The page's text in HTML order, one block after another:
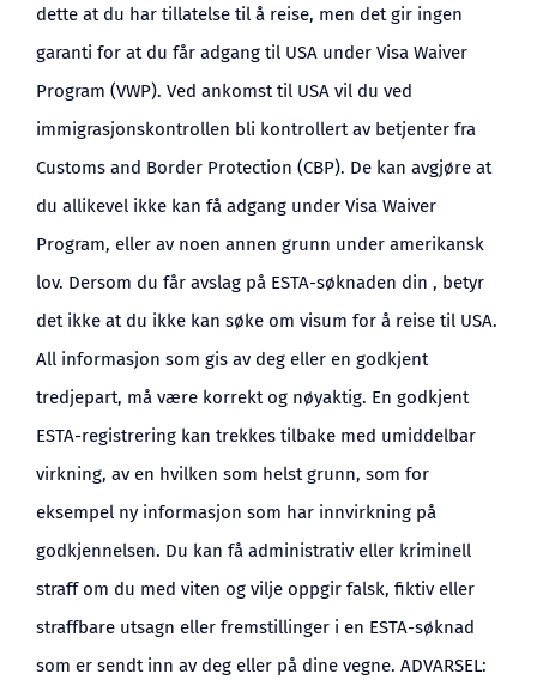
dette at du har tillatelse til å reise, men det gir ingen
garanti for at du får adgang til USA under Visa Waiver
Program (VWP). Ved ankomst til USA vil du ved
immigrasjonskontrollen bli kontrollert av betjenter fra
Customs and Border Protection (CBP). De kan avgjøre at
du allikevel ikke kan få adgang under Visa Waiver
Program, eller av noen annen grunn under amerikansk
lov. Dersom du får avslag på ESTA-søknaden din , betyr
det ikke at du ikke kan søke om visum for å reise til USA.
All informasjon som gis av deg eller en godkjent
tredjepart, må være korrekt og nøyaktig. En godkjent
ESTA-registrering kan trekkes tilbake med umiddelbar
virkning, av en hvilken som helst grunn, som for
eksempel ny informasjon som har innvirkning på
godkjennelsen. Du kan få administrativ eller kriminell
straff om du med viten og vilje oppgir falsk, fiktiv eller
straffbare utsagn eller fremstillinger i en ESTA-søknad
som er sendt inn av deg eller på dine vegne. ADVARSEL: